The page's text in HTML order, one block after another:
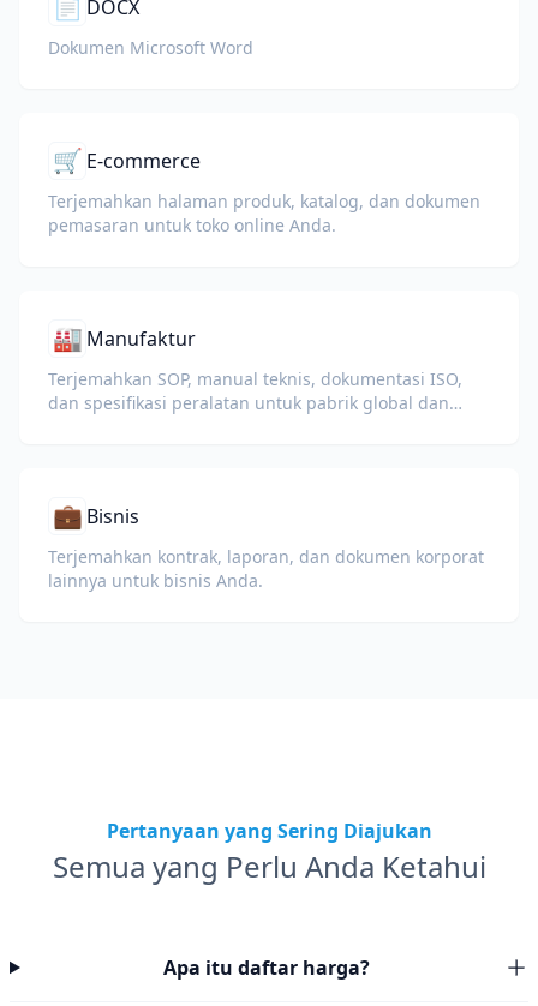
📄 DOCX
Dokumen Microsoft Word
🛒 E-commerce
Terjemahkan halaman produk, katalog, dan dokumen
pemasaran untuk toko online Anda.
🏭 Manufaktur
Terjemahkan SOP, manual teknis, dokumentasi ISO,
dan spesifikasi peralatan untuk pabrik global dan
💼 Bisnis
Terjemahkan kontrak, laporan, dan dokumen korporat
lainnya untuk bisnis Anda.
Pertanyaan yang Sering Diajukan
Semua yang Perlu Anda Ketahui
Apa itu daftar harga?